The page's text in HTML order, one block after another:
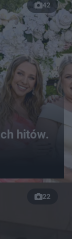
42
hitów.
22